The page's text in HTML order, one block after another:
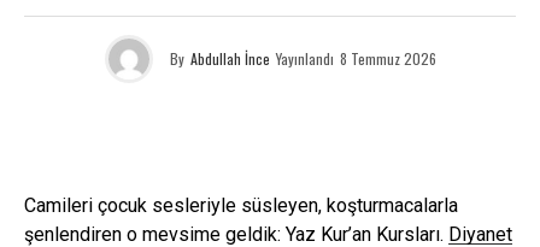
By Abdullah İnce Yayınlandı 8 Temmuz 2026
Camileri çocuk sesleriyle süsleyen, koşturmacalarla
şenlendiren o mevsime geldik: Yaz Kur’an Kursları. Diyanet